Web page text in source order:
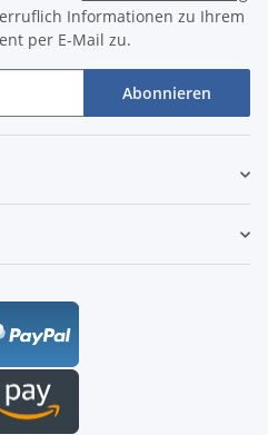
Informationen zu Ihrem
per E-Mail zu.
Abonnieren